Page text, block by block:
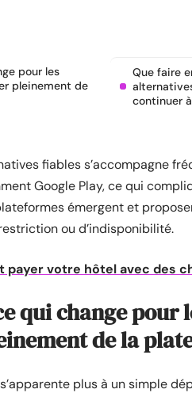
pour les
pleinement de
Que faire
continuer
fiables s’accompagne
Google Play, ce qui
émergent et
ou d’indisponibilité.
payer votre hôtel avec des
qui change pour
de la
plus à un simple